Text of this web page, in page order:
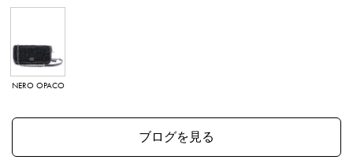
NERO OPACO
ブログを見る